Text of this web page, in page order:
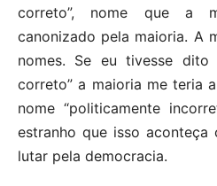
correto”, nome que a
canonizado pela maioria. A
nomes. Se eu tivesse dito
correto” a maioria me teria
nome “politicamente
estranho que isso aconteça
lutar pela democracia.